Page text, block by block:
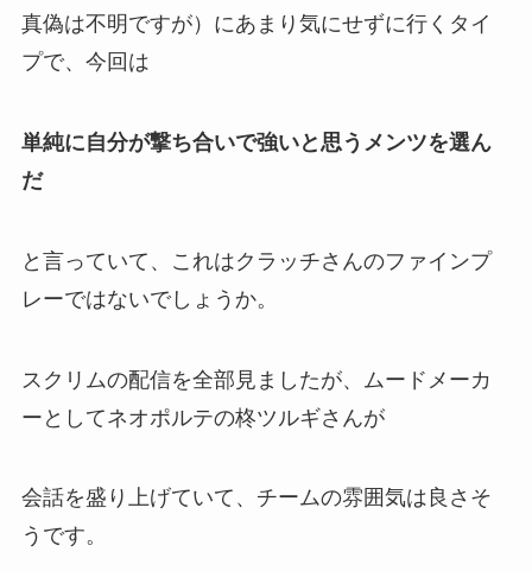
真偽は不明ですが）にあまり気にせずに行くタイ
プで、今回は
単純に自分が撃ち合いで強いと思うメンツを選ん
だ
と言っていて、これはクラッチさんのファインプ
レーではないでしょうか。
スクリムの配信を全部見ましたが、
ムードメーカ
ー としてネオポルテの柊ツルギさんが
会話を盛り上げていて、チームの雰囲気は良さそ
う です。